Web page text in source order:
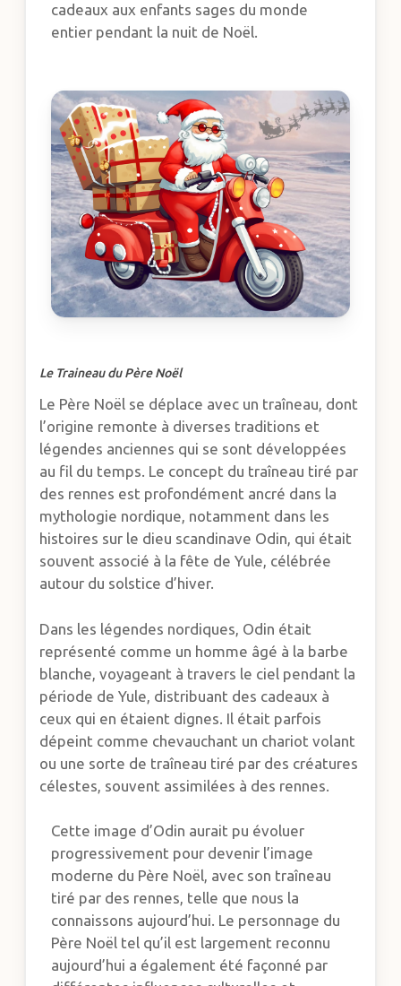
cadeaux aux enfants sages du monde
entier pendant la nuit de Noël.
Le Traineau du Père Noël
Le Père Noël se déplace avec un traîneau, dont
l’origine remonte à diverses traditions et
légendes anciennes qui se sont développées
au fil du temps. Le concept du traîneau tiré par
des rennes est profondément ancré dans la
mythologie nordique, notamment dans les
histoires sur le dieu scandinave Odin, qui était
souvent associé à la fête de Yule, célébrée
autour du solstice d’hiver.
Dans les légendes nordiques, Odin était
représenté comme un homme âgé à la barbe
blanche, voyageant à travers le ciel pendant la
période de Yule, distribuant des cadeaux à
ceux qui en étaient dignes. Il était parfois
dépeint comme chevauchant un chariot volant
ou une sorte de traîneau tiré par des créatures
célestes, souvent assimilées à des rennes.
Cette image d’Odin aurait pu évoluer
progressivement pour devenir l’image
moderne du Père Noël, avec son traîneau
tiré par des rennes, telle que nous la
connaissons aujourd’hui. Le personnage du
Père Noël tel qu’il est largement reconnu
aujourd’hui a également été façonné par